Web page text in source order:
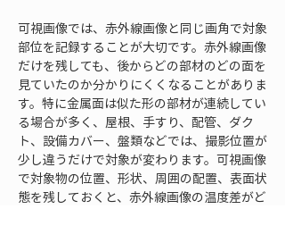
可視画像では、赤外線画像と同じ画角で対象
部位を記録することが大切です。赤外線画像
だけを残しても、後からどの部材のどの面を
見ていたのか分かりにくくなることがありま
す。特に金属面は似た形の部材が連続してい
る場合が多く、屋根、手すり、配管、ダク
ト、設備カバー、盤類などでは、撮影位置が
少し違うだけで対象が変わります。可視画像
で対象物の位置、形状、周囲の配置、表面状
態を残しておくと、赤外線画像の温度差がど